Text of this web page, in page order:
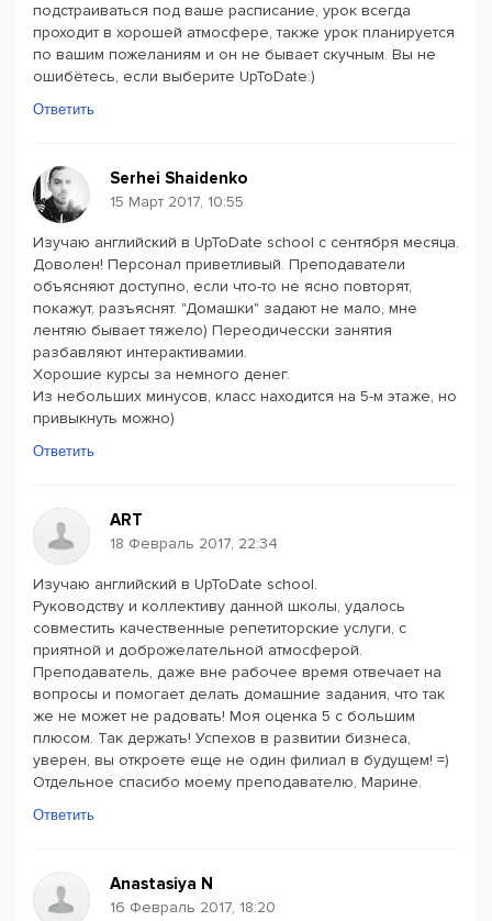
подстраиваться под ваше расписание, урок всегда
проходит в хорошей атмосфере, также урок планируется
по вашим пожеланиям и он не бывает скучным. Вы не
ошибётесь, если выберите UpToDate:)
Ответить
Serhei Shaidenko
15 Март 2017, 10:55
Изучаю английский в UpToDate school с сентября месяца.
Доволен! Персонал приветливый. Преподаватели
объясняют доступно, если что-то не ясно повторят,
покажут, разъяснят. "Домашки" задают не мало, мне
лентяю бывает тяжело) Переодичесски занятия
разбавляют интерактивамии.
Хорошие курсы за немного денег.
Из небольших минусов, класс находится на 5-м этаже, но
привыкнуть можно)
Ответить
ART
18 Февраль 2017, 22:34
Изучаю английский в UpToDate school.
Руководству и коллективу данной школы, удалось
совместить качественные репетиторские услуги, с
приятной и доброжелательной атмосферой.
Преподаватель, даже вне рабочее время отвечает на
вопросы и помогает делать домашние задания, что так
же не может не радовать! Моя оценка 5 с большим
плюсом. Так держать! Успехов в развитии бизнеса,
уверен, вы откроете еще не один филиал в будущем! =)
Отдельное спасибо моему преподавателю, Марине.
Ответить
Anastasiya N
16 Февраль 2017, 18:20